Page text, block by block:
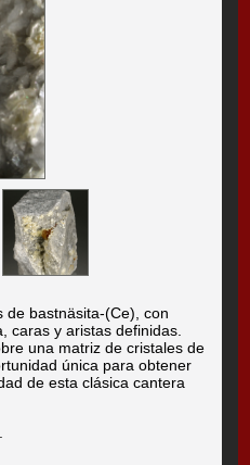
de bastnäsita-(Ce), con
caras y aristas definidas.
una matriz de cristales de
única para obtener
de esta clásica cantera